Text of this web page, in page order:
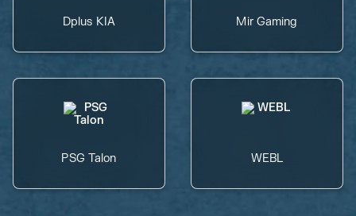
Dplus KIA Mir Gaming
PSG Talon WEBL